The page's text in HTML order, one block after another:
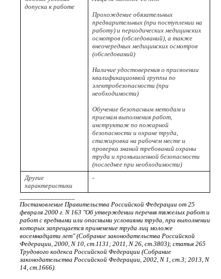
допуска к работе
Прохождение обязательных
предварительных (при поступлении на
работу) и периодических медицинских
осмотров (обследований), а также
внеочередных медицинских осмотров
(обследований)
Наличие удостоверения о присвоении
квалификационной группы по
электробезопасности (при
необходимости)
Обучение безопасным методам и
приемам выполнения работ,
инструктаж по пожарной
безопасности и охране труда,
стажировка на рабочем месте и
проверка знаний требований охраны
труда и промышленной безопасности
(последнее при необходимости)
Другие
характеристики
-
Постановление Правительства Российской Федерации от 25
февраля 2000 г. N 163 "Об утверждении перечня тяжелых работ и
работ с вредными или опасными условиями труда, при выполнении
которых запрещается применение труда лиц моложе
восемнадцати лет" (Собрание законодательства Российской
Федерации, 2000, N 10, ст.1131; 2011, N 26, ст.3803); статья 265
Трудового кодекса Российской Федерации (Собрание
законодательства Российской Федерации, 2002, N 1, ст.3; 2013, N
14, ст.1666).